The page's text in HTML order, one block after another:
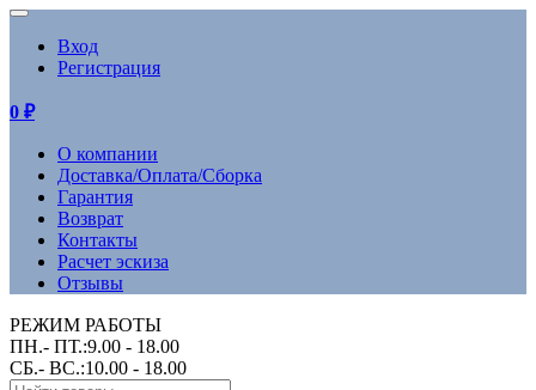
Вход
Регистрация
0 ₽
О компании
Доставка/Оплата/Сборка
Гарантия
Возврат
Контакты
Расчет эскиза
Отзывы
РЕЖИМ РАБОТЫ
ПН.- ПТ.:9.00 - 18.00
СБ.- ВС.:10.00 - 18.00